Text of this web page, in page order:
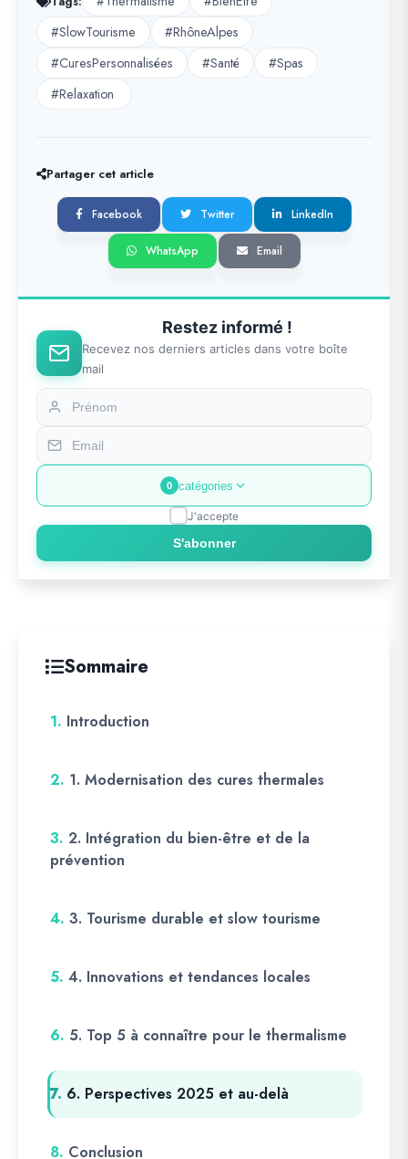
#SlowTourisme
#RhôneAlpes
#CuresPersonnalisées
#Santé
#Spas
#Relaxation
Partager cet article
Facebook Twitter LinkedIn
WhatsApp Email
Restez informé !
Recevez nos derniers articles dans votre boîte
mail
0 catégories
J'accepte
S'abonner
Sommaire
1. Introduction
2. 1. Modernisation des cures thermales
3. 2. Intégration du bien-être et de la
prévention
4. 3. Tourisme durable et slow tourisme
5. 4. Innovations et tendances locales
6. 5. Top 5 à connaître pour le thermalisme
7. 6. Perspectives 2025 et au-delà
8. Conclusion